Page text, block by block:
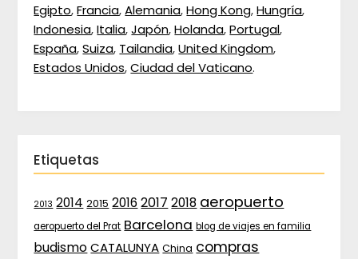
Egipto,Francia,Alemania,Hong Kong,Hungría,
Indonesia,Italia,Japón,Holanda,Portugal,
España,Suiza, Tailandia,United Kingdom,
Estados Unidos,Ciudad del Vaticano.
Etiquetas
2013 2014 2015 2016 2017 2018 aeropuerto
aeropuerto del Prat Barcelona blog de viajes en familia
budismo CATALUNYA China compras